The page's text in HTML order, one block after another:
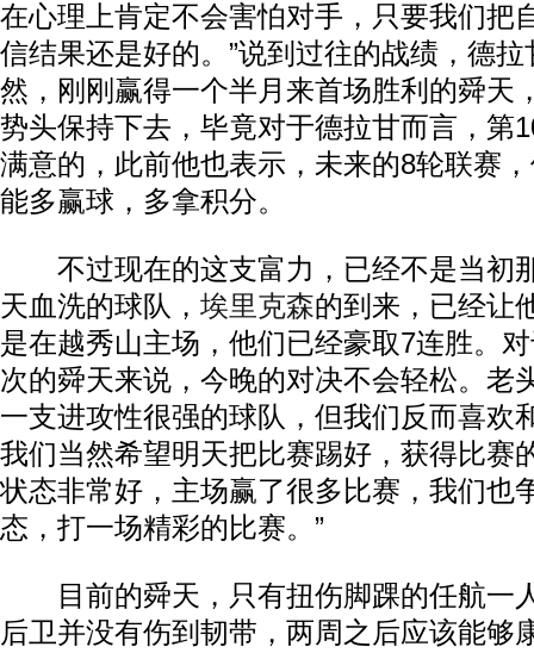
在心理上肯定不会害怕对手，只要我们把
信结果还是好的。”说到过往的战绩，德
然，刚刚赢得一个半月来首场胜利的舜天
势头保持下去，毕竟对于德拉甘而言，第
满意的，此前他也表示，未来的8轮联赛
能多赢球，多拿积分。
不过现在的这支富力，已经不是当初
天血洗的球队， 埃里克森的到来，已经让
是在越秀山主场，他们已经豪取7连胜。
次的舜天来说，今晚的对决不会轻松。老
一支进攻性很强的球队，但我们反而喜欢
我们当然希望明天把比赛踢好，获得比赛
状态非常好，主场赢了很多比赛，我们也
态，打一场精彩的比赛。”
目前的舜天，只有扭伤脚踝的任航一
后卫并没有伤到韧带，两周之后应该能够